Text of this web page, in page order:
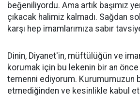
beğeniliyordu. Ama artık başımız
çıkacak halimiz kalmadı. Sağdan
karşı hep imamlarımıza sabır
Dinin, Diyanet'in, müftülüğün ve
korumak için bu lekenin bir an
temenni ediyorum. Kurumumuzun
etmediğinden ve kesinlikle kabul